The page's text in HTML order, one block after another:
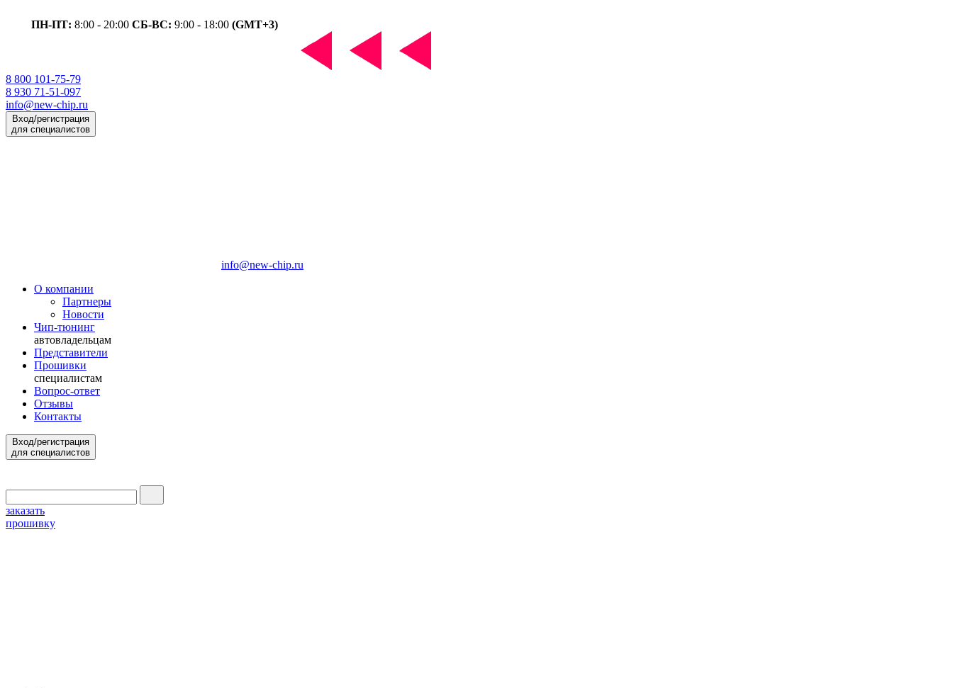
ПН-ПТ: 8:00 - 20:00 СБ-ВС: 9:00 - 18:00 (GMT+3)
8 800 101-75-79
8 930 71-51-097
info@new-chip.ru
Вход/регистрация
для специалистов
info@new-chip.ru
О компании
Партнеры
Новости
Чип-тюнинг
автовладельцам
Представители
Прошивки
специалистам
Вопрос-ответ
Отзывы
Контакты
Вход/регистрация
для специалистов
заказать
прошивку